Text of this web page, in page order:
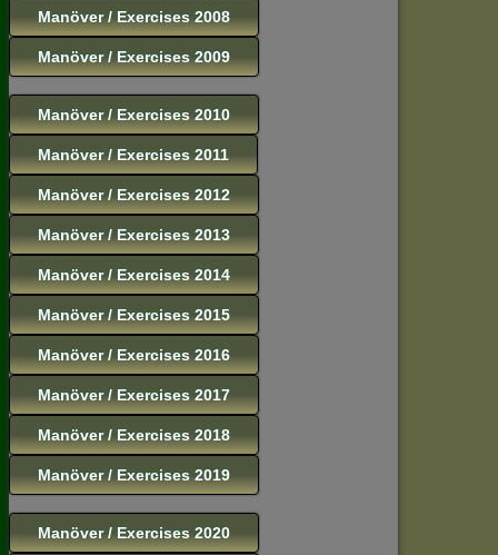
Manöver / Exercises 2008
Manöver / Exercises 2009
Manöver / Exercises 2010
Manöver / Exercises 2011
Manöver / Exercises 2012
Manöver / Exercises 2013
Manöver / Exercises 2014
Manöver / Exercises 2015
Manöver / Exercises 2016
Manöver / Exercises 2017
Manöver / Exercises 2018
Manöver / Exercises 2019
Manöver / Exercises 2020